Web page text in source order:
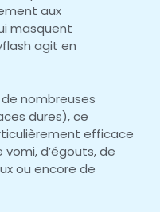
aux
masquent
agit en
nombreuses
dures), ce
efficace
vomi, d’égouts, de
ou encore de